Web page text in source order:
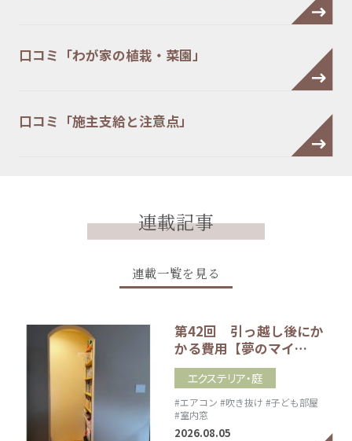
口コミ「わが家の植栽・菜園」
口コミ「施主支給と注意点」
連載記事
連載一覧を見る
第42回 引っ越し後にか
かる費用【夢のマイ…
エクステリア・庭
#エアコン #吹き抜け #子ども部屋
#室内窓
2026.08.05